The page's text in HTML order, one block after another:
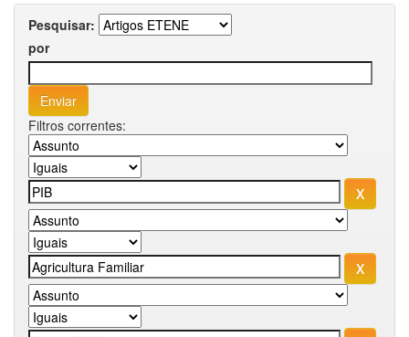
Pesquisar:
por
Filtros correntes: